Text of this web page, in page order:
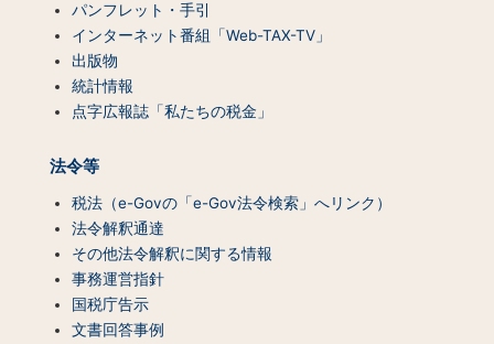
パンフレット・手引
インターネット番組「Web-TAX-TV」
出版物
統計情報
点字広報誌「私たちの税金」
法令等
税法（e-Govの「e-Gov法令検索」へリンク）
法令解釈通達
その他法令解釈に関する情報
事務運営指針
国税庁告示
文書回答事例